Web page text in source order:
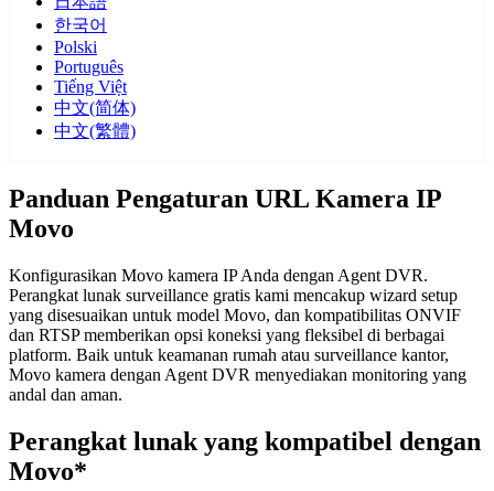
한국어
Polski
Português
Tiếng Việt
中文(简体)
中文(繁體)
Panduan Pengaturan URL Kamera IP
Movo
Konfigurasikan Movo kamera IP Anda dengan Agent DVR.
Perangkat lunak surveillance gratis kami mencakup wizard setup
yang disesuaikan untuk model Movo, dan kompatibilitas ONVIF
dan RTSP memberikan opsi koneksi yang fleksibel di berbagai
platform. Baik untuk keamanan rumah atau surveillance kantor,
Movo kamera dengan Agent DVR menyediakan monitoring yang
andal dan aman.
Perangkat lunak yang kompatibel dengan
Movo*